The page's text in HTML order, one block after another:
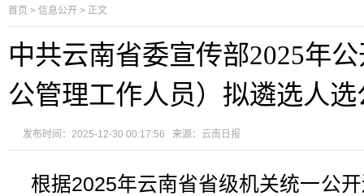
首页 > 信息公开 > 正文
中共云南省委宣传部2025年
公管理工作人员）拟遴选人选
发布时间：2025-12-30 00:17:56 来源： 云南日报
根据2025年云南省省级机关统一公